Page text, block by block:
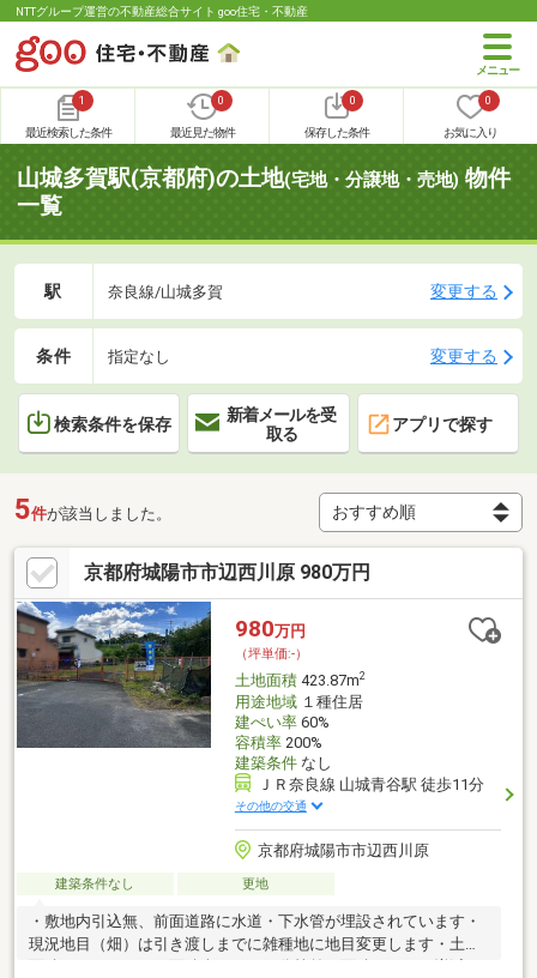
NTTグループ運営の不動産総合サイト goo住宅・不動産
1
最近検索した条件
0
最近見た物件
0
保存した条件
0
お気に入り
山城多賀駅(京都府)の土地(宅地・分譲地・売地) 物件
一覧
駅 奈良線/山城多賀 変更する
条件 指定なし 変更する
検索条件を保存
新着メールを受
取る
アプリで探す
5件が該当しました。
京都府城陽市市辺西川原 980万円
980万円
（坪単価:-）
土地面積423.87m2
用途地域１種住居
建ぺい率60%
容積率200%
建築条件なし
ＪＲ奈良線 山城青谷駅 徒歩11分
その他の交通
京都府城陽市市辺西川原
建築条件なし 更地
・敷地内引込無、前面道路に水道・下水管が埋設されています・
現況地目（畑）は引き渡しまでに雑種地に地目変更します・土地
面積にセットバック面積含みます・分筆前の面積につき、増減が